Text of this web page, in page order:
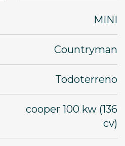
MINI
Countryman
Todoterreno
cooper 100 kw (136
cv)